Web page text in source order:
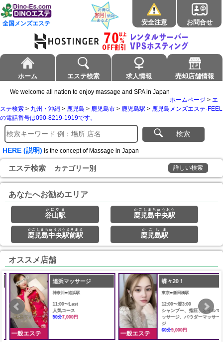
全国メンズエステ 安全注意 お問合せ
ホーム エステ検索 求人情報 売却店舗情報
We welcome all nation to enjoy massage and SPA in Japan
ホームページ > エ
ステ検索 > 九州・沖縄 > 鹿児島 > 鹿児島市 > 鹿児島駅 > 鹿児島メンズエステ-FEEL
の電話番号は090-8219-1919です。
検索
HERE (説明) is the concept of Massage in Japan
エステ検索 カテゴリー別 詳しい検索
あなたへお勧めエリア
谷山駅
たにやま
鹿児島中央駅
かごしまちゅうおう
鹿児島中央駅前駅
かごしまちゅうおうえきまえ
鹿児島駅
かごしま
オススメ店舗
一般エステ
追浜マッサージ
神奈川➠追浜駅
11:00〜Last
人気コース
50分7,000円
一般エステ
蝶々20！
東京➠飯田橋駅
12:00〜翌3:00
シャンプー、指圧、オイルマ
ッサージ、パウダーマッサー
60分9,000円